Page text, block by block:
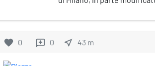
Sestiere di Porta Romana,
favorite 0 reviews 0 near_me 43 m